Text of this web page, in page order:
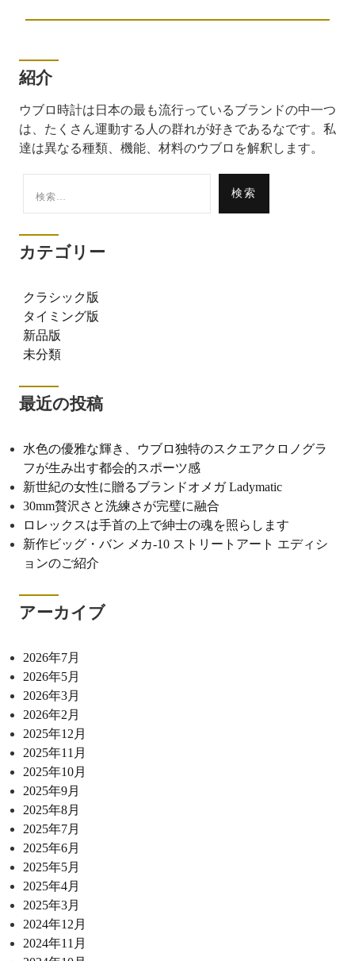
紹介
ウブロ時計は日本の最も流行っているブランドの中一つ
は、たくさん運動する人の群れが好きであるなです。私
達は異なる種類、機能、材料のウブロを解釈します。
索:
カテゴリー
クラシック版
タイミング版
新品版
未分類
最近の投稿
水色の優雅な輝き、ウブロ独特のスクエアクロノグラ
フが生み出す都会的スポーツ感
新世紀の女性に贈るブランドオメガ Ladymatic
30mm贅沢さと洗練さが完璧に融合
ロレックスは手首の上で紳士の魂を照らします
新作ビッグ・バン メカ-10 ストリートアート エディシ
ョンのご紹介
アーカイブ
2026年7月
2026年5月
2026年3月
2026年2月
2025年12月
2025年11月
2025年10月
2025年9月
2025年8月
2025年7月
2025年6月
2025年5月
2025年4月
2025年3月
2024年12月
2024年11月